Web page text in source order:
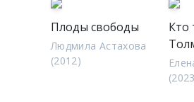
Плоды свободы
Людмила Астахова
(2012)
Кто